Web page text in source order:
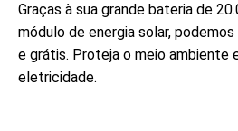
Graças à sua grande bateria de
módulo de energia solar,
e grátis. Proteja o meio ambiente
eletricidade.